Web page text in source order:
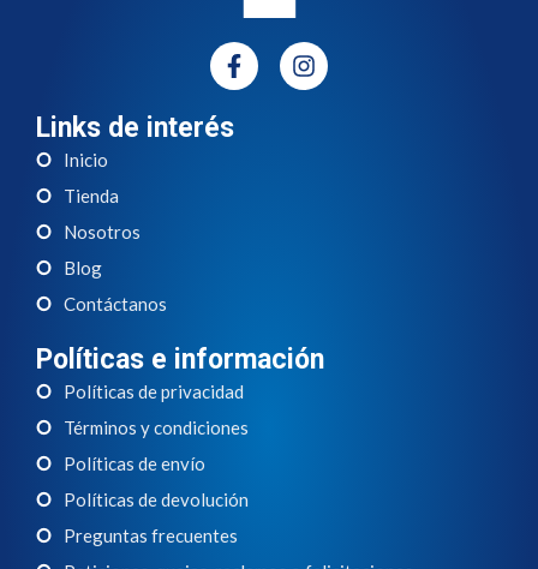
Links de interés
Inicio
Tienda
Nosotros
Blog
Contáctanos
Políticas e información
Políticas de privacidad
Términos y condiciones
Políticas de envío
Políticas de devolución
Preguntas frecuentes